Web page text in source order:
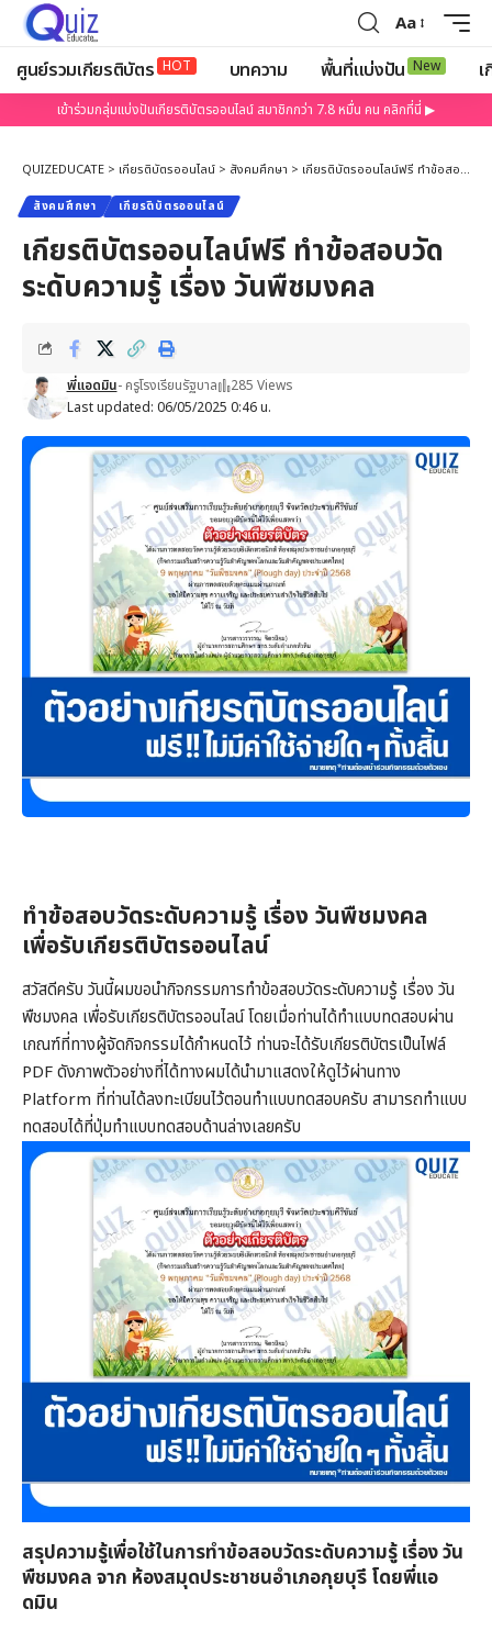
Aa
ศูนย์รวมเกียรติบัตร HOT บทความ พื้นที่แบ่งปัน New
เข้าร่วมกลุ่มแบ่งปันเกียรติบัตรออนไลน์ สมาชิกกว่า 7.8 หมื่น คน คลิกที่นี่ ▶
QUIZEDUCATE > เกียรติบัตรออนไลน์ > สังคมศึกษา > เกียรติบัตรออนไลน์ฟรี ทำข้อสอบวัดระดับความรู้ เรื่อง วันพืชมงคล
สังคมศึกษา เกียรติบัตรออนไลน์
เกียรติบัตรออนไลน์ฟรี ทำข้อสอบวัด
ระดับความรู้ เรื่อง วันพืชมงคล
Last updated: 06/05/2025 0:46 น.
พี่แอดมิน- ครูโรงเรียนรัฐบาล 285 Views
ทำข้อสอบวัดระดับความรู้ เรื่อง วันพืชมงคล
เพื่อรับเกียรติบัตรออนไลน์
สวัสดีครับ วันนี้ผมขอนำกิจกรรมการทำข้อสอบวัดระดับความรู้ เรื่อง วัน
พืชมงคล เพื่อรับเกียรติบัตรออนไลน์ โดยเมื่อท่านได้ทำแบบทดสอบผ่าน
เกณฑ์ที่ทางผู้จัดกิจกรรมได้กำหนดไว้ ท่านจะได้รับเกียรติบัตรเป็นไฟล์
PDF ดังภาพตัวอย่างที่ได้ทางผมได้นำมาแสดงให้ดูไว้ผ่านทาง
Platform ที่ท่านได้ลงทะเบียนไว้ตอนทำแบบทดสอบครับ สามารถทำแบบ
ทดสอบได้ที่ปุ่มทำแบบทดสอบด้านล่างเลยครับ
สรุปความรู้เพื่อใช้ในการทำข้อสอบวัดระดับความรู้ เรื่อง วัน
พืชมงคล จาก ห้องสมุดประชาชนอำเภอกุยบุรี โดยพี่แอ
ดมิน